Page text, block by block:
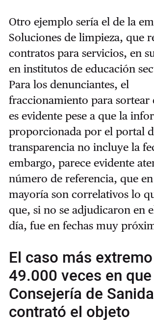
Otro ejemplo sería el de la
Soluciones de limpieza, que
contratos para servicios, en
en institutos de educación
Para los denunciantes, el
fraccionamiento para sortear
es evidente pese a que la
proporcionada por el portal
transparencia no incluye la
embargo, parece evidente
número de referencia, que
mayoría son correlativos lo
que, si no se adjudicaron en
día, fue en fechas muy
El caso más
49.000 veces en
Consejería de
contrató el objeto